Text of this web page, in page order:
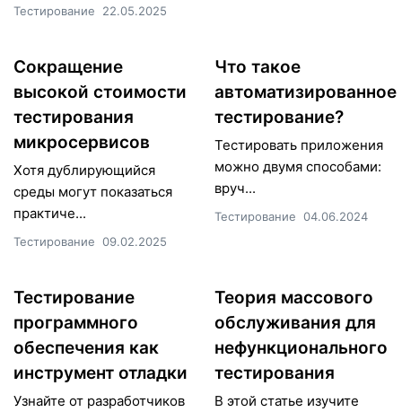
Тестирование 22.05.2025
Сокращение
высокой стоимости
тестирования
микросервисов
Хотя дублирующийся
среды могут показаться
практиче...
Тестирование 09.02.2025
Что такое
автоматизированное
тестирование?
Тестировать приложения
можно двумя способами:
вруч...
Тестирование 04.06.2024
Тестирование
программного
обеспечения как
инструмент отладки
Узнайте от разработчиков
Теория массового
обслуживания для
нефункционального
тестирования
В этой статье изучите